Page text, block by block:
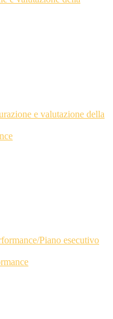
e valutazione della
Piano esecutivo